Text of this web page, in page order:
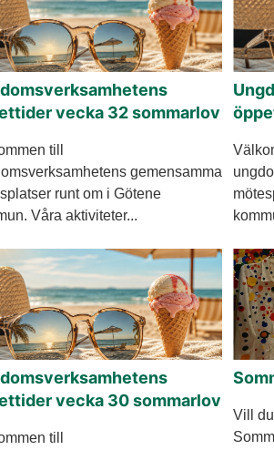
vecka 32 sommarlov
till
gemensamma
runt om i Götene
Våra aktiviteter...
vecka 30 sommarlov
till
Vill